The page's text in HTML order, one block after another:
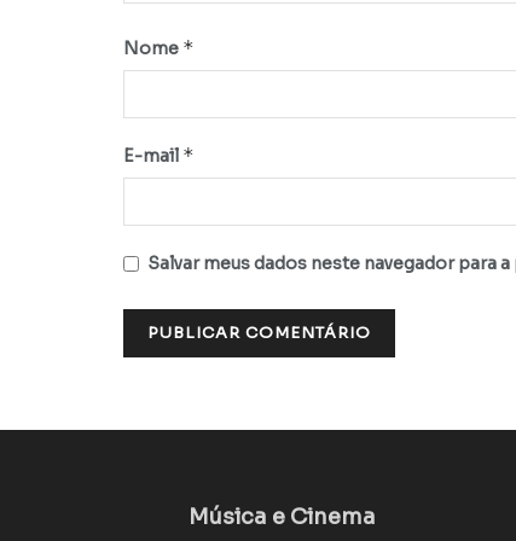
Nome *
E-mail *
Salvar meus dados neste navegador para
Música e Cinema